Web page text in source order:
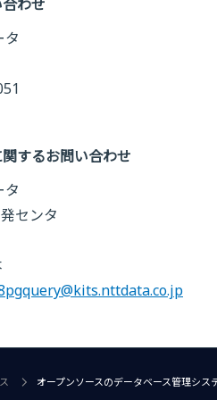
わせ
するお問い合わせ
センタ
オープンソースのデータベース管理シ